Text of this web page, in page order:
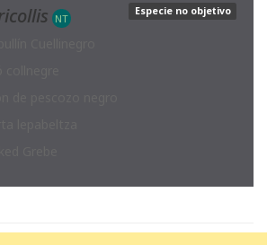
NT
Especie no objetivo